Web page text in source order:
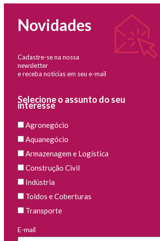
Novidades
Cadastre-se na nossa
newsletter
e receba notícias em seu e-mail
Selecione o assunto do seu
interesse
Agronegócio
Aquanegócio
Armazenagem e Logística
Construção Civil
Indústria
Toldos e Coberturas
Transporte
E-mail